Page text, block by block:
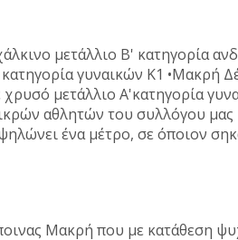
μετάλλιο Β' κατηγορία
γυναικών K1 •Μακρή
μετάλλιο Α'κατηγορία
αθλητών του συλλόγου
ένα μέτρο, σε όποιον
Μακρή που με κατάθεση